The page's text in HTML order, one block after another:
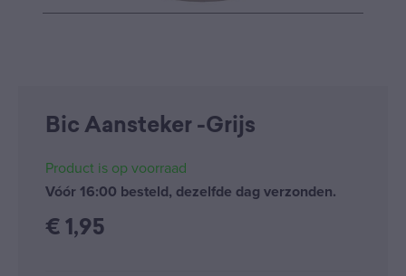
Bic Aansteker -Grijs
Product is op voorraad
Vóór 16:00 besteld, dezelfde dag verzonden.
€ 1,95